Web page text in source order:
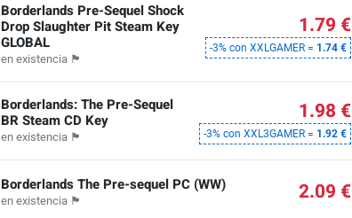
Borderlands Pre-Sequel Shock
Drop Slaughter Pit Steam Key
GLOBAL
en existencia 🏴
1.79 €
-3% con XXLGAMER = 1.74 €
Borderlands: The Pre-Sequel
BR Steam CD Key
en existencia 🏴
1.98 €
-3% con XXL3GAMER = 1.92 €
Borderlands The Pre-sequel PC (WW)
en existencia 🏴 2.09 €